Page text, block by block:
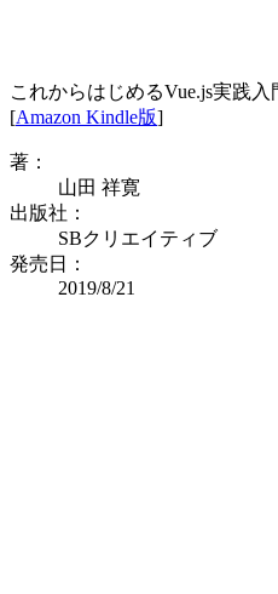
これからはじめるVue.js実践入
[Amazon Kindle版]
著：
山田 祥寛
出版社：
SBクリエイティブ
発売日：
2019/8/21